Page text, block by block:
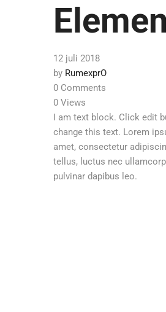
12 juli 2018
by RumexprO
0 Comments
0 Views
I am text block. Click edit
change this text. Lorem
amet, consectetur
tellus, luctus nec
pulvinar dapibus leo.